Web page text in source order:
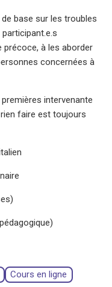
base sur les troubles
précoce, à les aborder
concernées à
intervenante
faire est toujours
Cours en ligne